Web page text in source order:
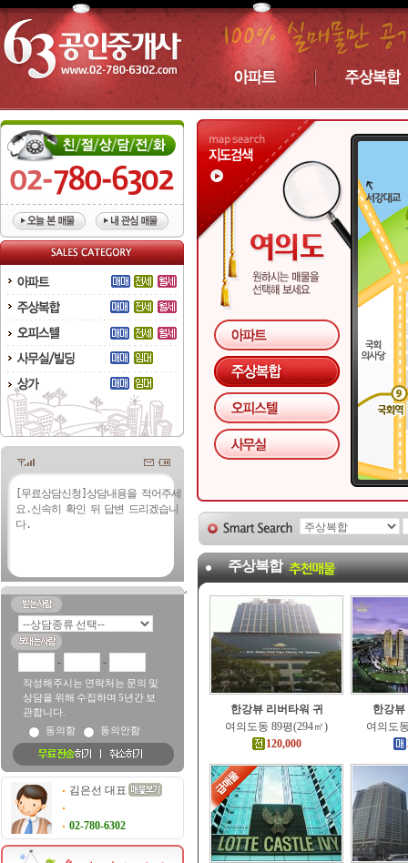
- -
작성해주시는 연락처는 문의 및
상담을 위해 수집하며 5년간 보
관합니다.
동의함
동의안함
김은선 대표
02-780-6302
주상복합
한강뷰 리버타워 귀
여의도동 89평(294㎡)
120,000
한강뷰
여의도